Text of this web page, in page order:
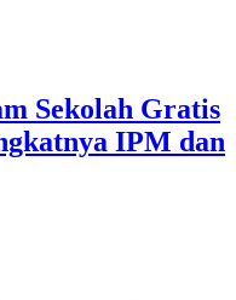
Sekolah Gratis
IPM dan